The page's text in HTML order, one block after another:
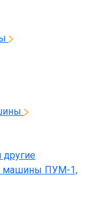
другие
машины ПУМ-1,